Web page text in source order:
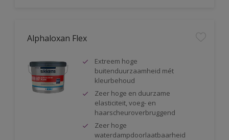
Alphaloxan Flex
Extreem hoge
buitenduurzaamheid mét
kleurbehoud
Zeer hoge en duurzame
elasticiteit, voeg- en
haarscheuroverbruggend
Zeer hoge
waterdampdoorlaatbaarheid